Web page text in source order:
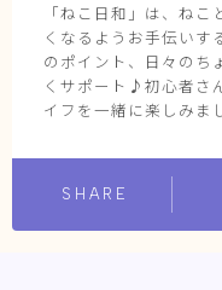
「ねこ日和」は、ね
くなるようお手伝いす
のポイント、日々のち
くサポート♪初心者さ
イフを一緒に楽しみま
SHARE